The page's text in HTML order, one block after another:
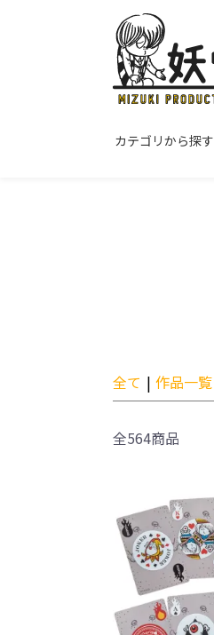
カテゴリから探す
全て | 作品一覧
全564商品